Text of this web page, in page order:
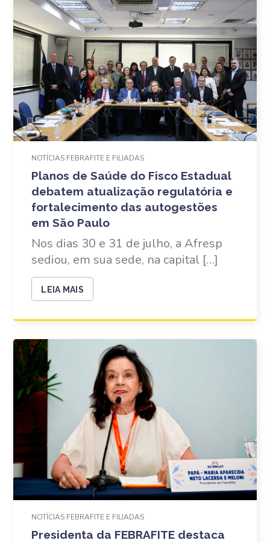
NOTÍCIAS FEBRAFITE E FILIADAS
Planos de Saúde do Fisco Estadual
debatem atualização regulatória e
fortalecimento das autogestões
em São Paulo
Nos dias 30 e 31 de julho, a Afresp
sediou, em sua sede, na capital […]
LEIA MAIS
NOTÍCIAS FEBRAFITE E FILIADAS
Presidenta da FEBRAFITE destaca